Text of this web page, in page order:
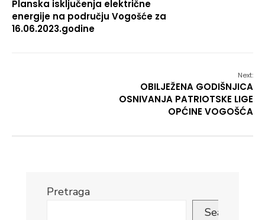
Planska isključenja električne
energije na području Vogošće za
16.06.2023.godine
Next:
OBILJEŽENA GODIŠNJICA
OSNIVANJA PATRIOTSKE LIGE
OPĆINE VOGOŠĆA
Pretraga
Search